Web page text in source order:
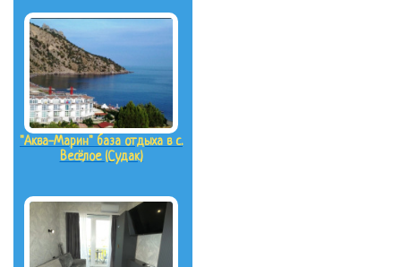
"Аква-Марин" база отдыха в с.
Весёлое (Судак)